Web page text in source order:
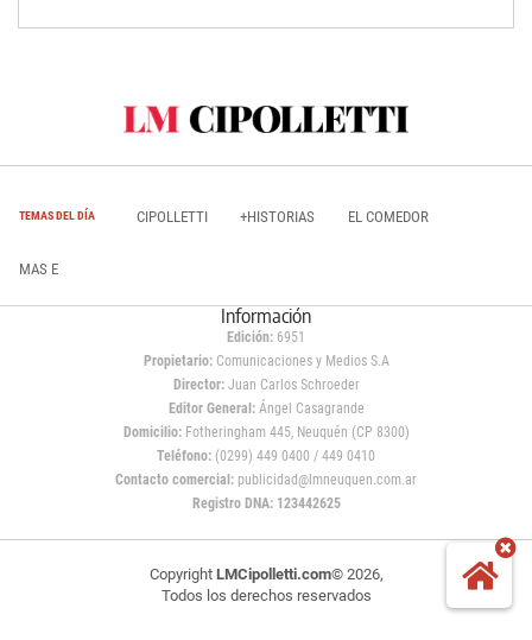
TEMAS DEL DÍA CIPOLLETTI +HISTORIAS EL COMEDOR
MAS E
Información
Edición: 6951
Propietario:Comunicaciones y Medios S.A
Director: Juan Carlos Schroeder
Editor General:Ángel Casagrande
Domicilio:Fotheringham 445, Neuquén (CP 8300)
Teléfono: (0299) 449 0400 / 449 0410
Contacto comercial: publicidad@lmneuquen.com.ar
Registro DNA: 123442625
Copyright LMCipolletti.com© 2026,
Todos los derechos reservados